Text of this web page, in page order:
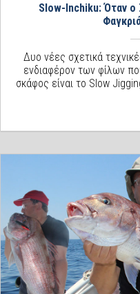
Slow-Inchiku: Όταν ο
Δυο νέες σχετικά
ενδιαφέρον των φίλων
σκάφος είναι το Slow